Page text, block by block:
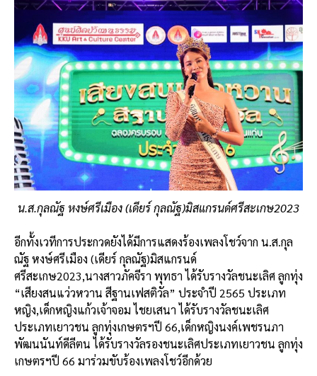
น.ส.กุลณัฐ หงษ์ศรีเมือง (เดียร์ กุลณัฐ)มิสแกรนด์ศรีสะเกษ2023
อีกทั้งเวทีการประกวดยังได้มีการแสดงร้องเพลงโชว์จาก น.ส.กุล
ณัฐ หงษ์ศรีเมือง (เดียร์ กุลณัฐ)มิสแกรนด์
ศรีสะเกษ2023,นางสาวภัคจีรา พุทธา ได้รับรางวัลชนะเลิศ ลูกทุ่ง
“เสียงสนแว่วหวาน สีฐานเฟสติวัล” ประจำปี 2565 ประเภท
หญิง,เด็กหญิงแก้วเจ้าจอม ไชยเสนา ได้รับรางวัลชนะเลิศ
ประเภทเยาวชน ลูกทุ่งเกษตรฯปี 66,เด็กหญิงนงค์เพชรนภา
พัฒนนันท์ดีลีตน ได้รับรางวัลรองชนะเลิศประเภทเยาวชน ลูกทุ่ง
เกษตรฯปี 66 มาร่วมขับร้องเพลงโชว์อีกด้วย